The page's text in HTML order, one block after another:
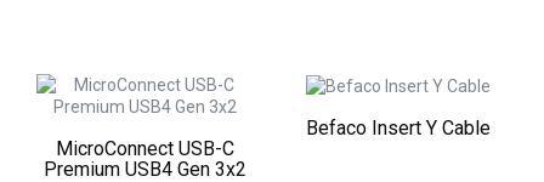
MicroConnect USB-C
Premium USB4 Gen 3x2
Befaco Insert Y Cable